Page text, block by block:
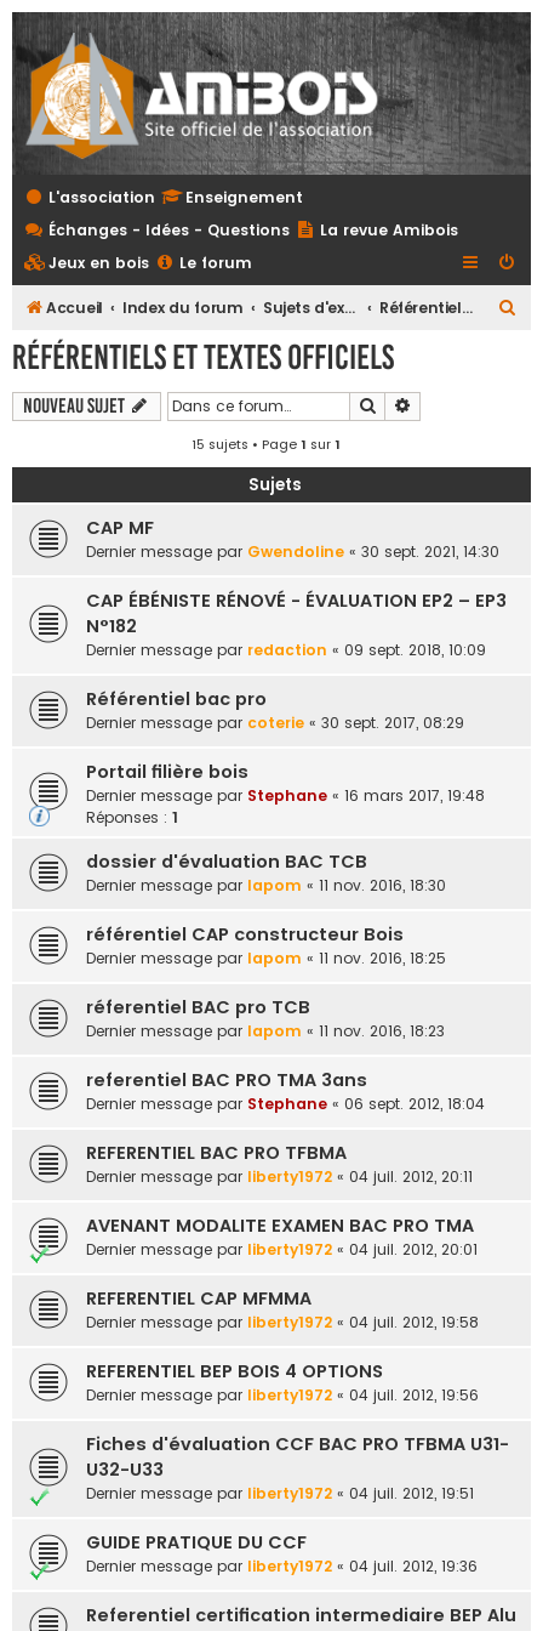
L'association
Enseignement
Échanges - Idées - Questions
La revue Amibois
Jeux en bois
Le forum
Accueil Index du forum Sujets d'examens et referentiels tous niveaux Référentiels et textes officiels
r
Référentiels et textes officiels
Nouveau sujet Rechercher
15 sujets • Page1 sur1
Sujets
CAP MF
Dernier message par Gwendoline « 30 sept. 2021, 14:30
CAP ÉBÉNISTE RÉNOVÉ - ÉVALUATION EP2 – EP3
N°182
Dernier message par redaction « 09 sept. 2018, 10:09
Référentiel bac pro
Dernier message par coterie « 30 sept. 2017, 08:29
Portail filière bois
Dernier message par Stephane « 16 mars 2017, 19:48
Réponses : 1
dossier d'évaluation BAC TCB
Dernier message par lapom « 11 nov. 2016, 18:30
référentiel CAP constructeur Bois
Dernier message par lapom « 11 nov. 2016, 18:25
réferentiel BAC pro TCB
Dernier message par lapom « 11 nov. 2016, 18:23
referentiel BAC PRO TMA 3ans
Dernier message par Stephane « 06 sept. 2012, 18:04
REFERENTIEL BAC PRO TFBMA
Dernier message par liberty1972 « 04 juil. 2012, 20:11
AVENANT MODALITE EXAMEN BAC PRO TMA
Dernier message par liberty1972 « 04 juil. 2012, 20:01
REFERENTIEL CAP MFMMA
Dernier message par liberty1972 « 04 juil. 2012, 19:58
REFERENTIEL BEP BOIS 4 OPTIONS
Dernier message par liberty1972 « 04 juil. 2012, 19:56
Fiches d'évaluation CCF BAC PRO TFBMA U31-
U32-U33
Dernier message par liberty1972 « 04 juil. 2012, 19:51
GUIDE PRATIQUE DU CCF
Dernier message par liberty1972 « 04 juil. 2012, 19:36
Referentiel certification intermediaire BEP Alu